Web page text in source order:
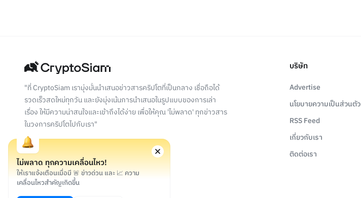
"ที่ CryptoSiam เรามุ่งมั่นนำเสนอข่าวสารคริปโตที่เป็นกลาง เชื่อถือได้
รวดเร็วสดใหม่ทุกวัน และยังมุ่งเน้นการนำเสนอในรูปแบบของการเล่า
เรื่อง ให้มีความน่าสนใจและเข้าถึงได้ง่าย เพื่อให้คุณ 'ไม่พลาด' ทุกข่าวสาร
ในวงการคริปโตไปกับเรา"
บริษัท
Advertise
นโยบายความเป็นส่วนตัว
RSS Feed
เกี่ยวกับเรา
ติดต่อเรา
ไม่พลาด ทุกความเคลื่อนไหว!
ให้เราแจ้งเตือนเมื่อมี 🚨 ข่าวด่วน และ 📈 ความ
เคลื่อนไหวสำคัญเกิดขึ้น